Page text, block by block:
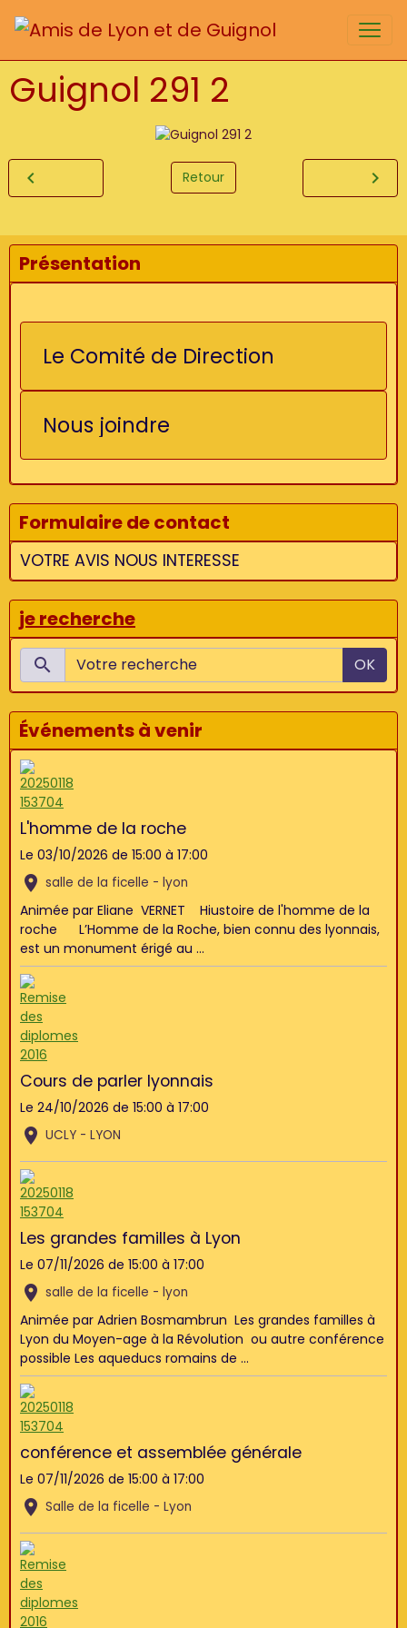
Guignol 291 2
Retour
Présentation
Le Comité de Direction
Nous joindre
Formulaire de contact
VOTRE AVIS NOUS INTERESSE
je recherche
OK
Événements à venir
L'homme de la roche
Le 03/10/2026 de 15:00 à 17:00
salle de la ficelle - lyon
Animée par Eliane VERNET Hiustoire de l'homme de la
roche L’Homme de la Roche, bien connu des lyonnais,
est un monument érigé au ...
Cours de parler lyonnais
Le 24/10/2026 de 15:00 à 17:00
UCLY - LYON
Les grandes familles à Lyon
Le 07/11/2026 de 15:00 à 17:00
salle de la ficelle - lyon
Animée par Adrien Bosmambrun Les grandes familles à
Lyon du Moyen-age à la Révolution ou autre conférence
possible Les aqueducs romains de ...
conférence et assemblée générale
Le 07/11/2026 de 15:00 à 17:00
Salle de la ficelle - Lyon